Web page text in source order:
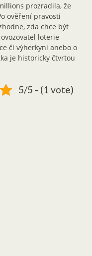
prozradila, že
ověření pravosti
zda chce být
loterie
či výherkyni anebo o
je historicky čtvrtou
5/5 - (1 vote)